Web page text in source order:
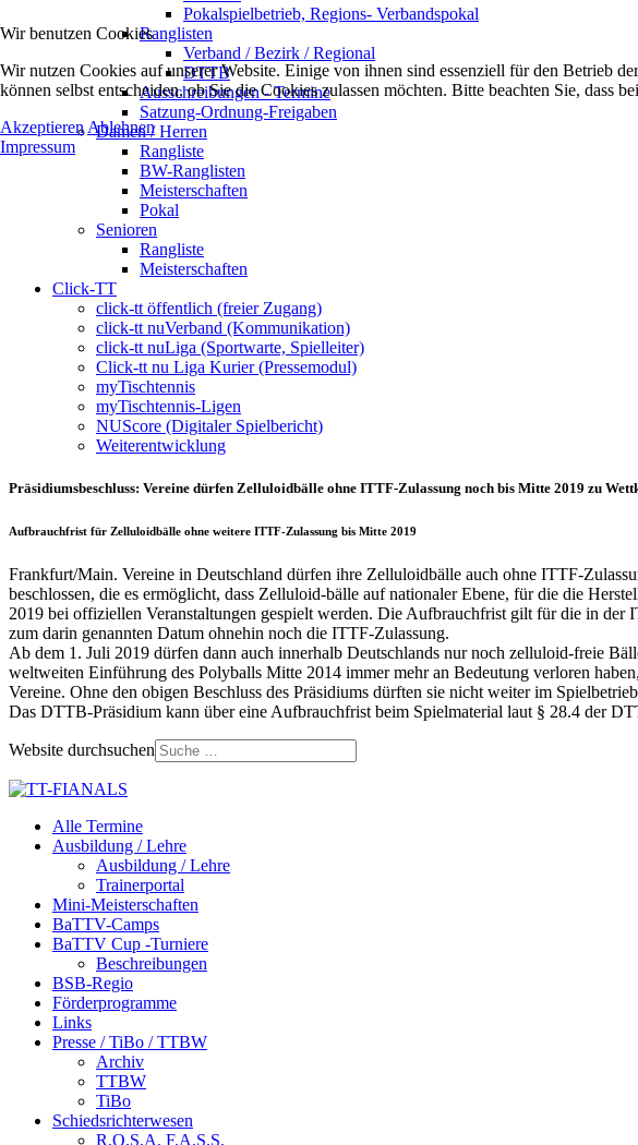
Pokalspielbetrieb, Regions- Verbandspokal
Ranglisten
Verband / Bezirk / Regional
DTTB
Ausschreibungen - Termine
Satzung-Ordnung-Freigaben
Damen / Herren
Rangliste
BW-Ranglisten
Meisterschaften
Pokal
Senioren
Rangliste
Meisterschaften
Click-TT
click-tt öffentlich (freier Zugang)
click-tt nuVerband (Kommunikation)
click-tt nuLiga (Sportwarte, Spielleiter)
Click-tt nu Liga Kurier (Pressemodul)
myTischtennis
myTischtennis-Ligen
NUScore (Digitaler Spielbericht)
Weiterentwicklung
Präsidiumsbeschluss: Vereine dürfen Zelluloidbälle ohne ITTF-Zulassung noch bis Mitte 2019 zu
Aufbrauchfrist für Zelluloidbälle ohne weitere ITTF-Zulassung bis Mitte 2019
Frankfurt/Main. Vereine in Deutschland dürfen ihre Zelluloidbälle auch ohne ITTF-
beschlossen, die es ermöglicht, dass Zelluloid-bälle auf nationaler Ebene, für die die
2019 bei offiziellen Veranstaltungen gespielt werden. Die Aufbrauchfrist gilt für die in
zum darin genannten Datum ohnehin noch die ITTF-Zulassung.
Ab dem 1. Juli 2019 dürfen dann auch innerhalb Deutschlands nur noch zelluloid-freie
weltweiten Einführung des Polyballs Mitte 2014 immer mehr an Bedeutung verloren
Vereine. Ohne den obigen Beschluss des Präsidiums dürften sie nicht weiter im
Das DTTB-Präsidium kann über eine Aufbrauchfrist beim Spielmaterial laut § 28.4 der
Website durchsuchen
Alle Termine
Ausbildung / Lehre
Ausbildung / Lehre
Trainerportal
Mini-Meisterschaften
BaTTV-Camps
BaTTV Cup -Turniere
Beschreibungen
BSB-Regio
Förderprogramme
Links
Presse / TiBo / TTBW
Archiv
TTBW
TiBo
Schiedsrichterwesen
R.O.S.A. F.A.S.S.
Wir benutzen Cookies
Wir nutzen Cookies auf unserer Website. Einige von ihnen sind essenziell für den Betrieb
können selbst entscheiden, ob Sie die Cookies zulassen möchten. Bitte beachten Sie,
Akzeptieren Ablehnen
Impressum